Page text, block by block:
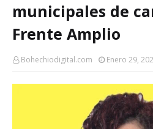
municipales de
Frente Amplio
Bohechiodigital.com Enero 29,